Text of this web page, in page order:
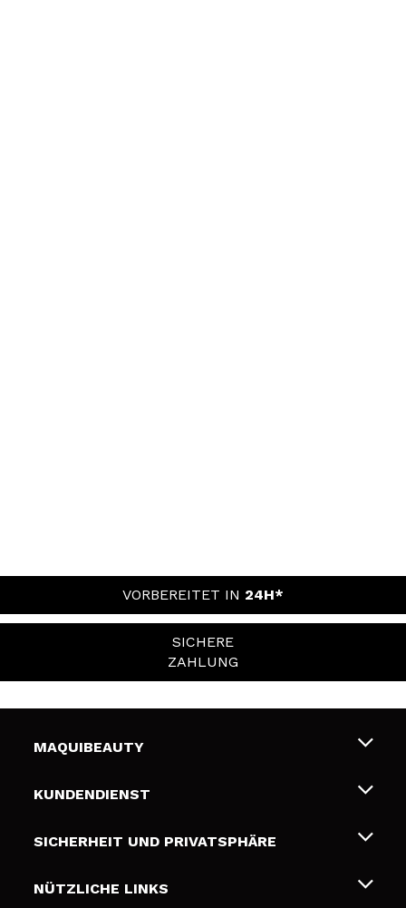
VORBEREITET IN 24H*
SICHERE
ZAHLUNG
MAQUIBEAUTY
Über uns
Geschenkkarten
KUNDENDIENST
Liefer- und Versandkosten
Zahlung
SICHERHEIT UND PRIVATSPHÄRE
Bedingungen und Datenschutz
NÜTZLICHE LINKS